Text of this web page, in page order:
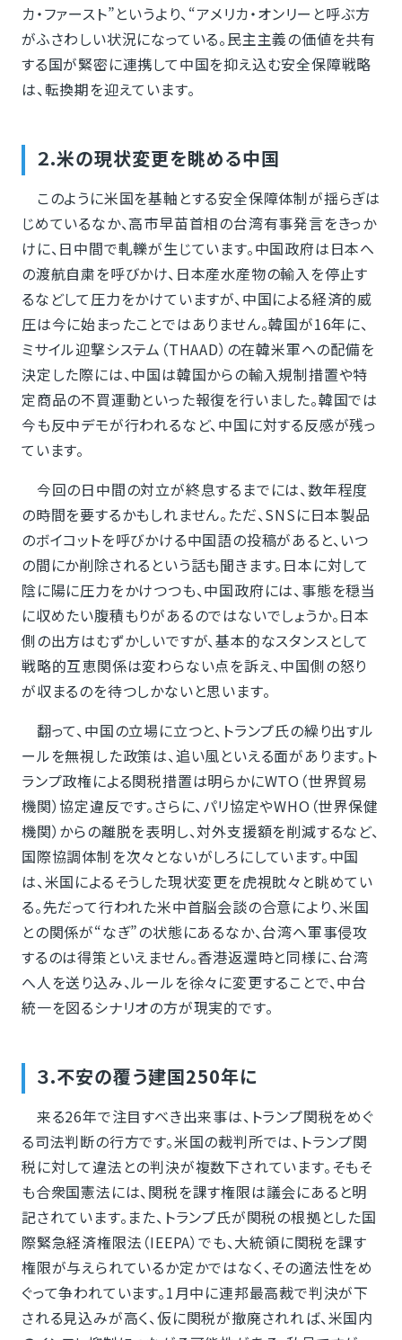
カ・ファースト”というより、“アメリカ・オンリーと呼ぶ方
がふさわしい状況になっている。民主主義の価値を共有
する国が緊密に連携して中国を抑え込む安全保障戦略
は、転換期を迎えています。
２.米の現状変更を眺める中国
このように米国を基軸とする安全保障体制が揺らぎは
じめているなか、高市早苗首相の台湾有事発言をきっか
けに、日中間で軋轢が生じています。中国政府は日本へ
の渡航自粛を呼びかけ、日本産水産物の輸入を停止す
るなどして圧力をかけていますが、中国による経済的威
圧は今に始まったことではありません。韓国が16年に、
ミサイル迎撃システム（THAAD）の在韓米軍への配備を
決定した際には、中国は韓国からの輸入規制措置や特
定商品の不買運動といった報復を行いました。韓国では
今も反中デモが行われるなど、中国に対する反感が残っ
ています。
今回の日中間の対立が終息するまでには、数年程度
の時間を要するかもしれません。ただ、SNSに日本製品
のボイコットを呼びかける中国語の投稿があると、いつ
の間にか削除されるという話も聞きます。日本に対して
陰に陽に圧力をかけつつも、中国政府には、事態を穏当
に収めたい腹積もりがあるのではないでしょうか。日本
側の出方はむずかしいですが、基本的なスタンスとして
戦略的互恵関係は変わらない点を訴え、中国側の怒り
が収まるのを待つしかないと思います。
翻って、中国の立場に立つと、トランプ氏の繰り出すル
ールを無視した政策は、追い風といえる面があります。ト
ランプ政権による関税措置は明らかにWTO（世界貿易
機関）協定違反です。さらに、パリ協定やWHO（世界保健
機関）からの離脱を表明し、対外支援額を削減するなど、
国際協調体制を次々とないがしろにしています。中国
は、米国によるそうした現状変更を虎視眈々と眺めてい
る。先だって行われた米中首脳会談の合意により、米国
との関係が“なぎ”の状態にあるなか、台湾へ軍事侵攻
するのは得策といえません。香港返還時と同様に、台湾
へ人を送り込み、ルールを徐々に変更することで、中台
統一を図るシナリオの方が現実的です。
３.不安の覆う建国250年に
来る26年で注目すべき出来事は、トランプ関税をめぐ
る司法判断の行方です。米国の裁判所では、トランプ関
税に対して違法との判決が複数下されています。そもそ
も合衆国憲法には、関税を課す権限は議会にあると明
記されています。また、トランプ氏が関税の根拠とした国
際緊急経済権限法（IEEPA）でも、大統領に関税を課す
権限が与えられているか定かではなく、その適法性をめ
ぐって争われています。1月中に連邦最高裁で判決が下
される見込みが高く、仮に関税が撤廃されれば、米国内